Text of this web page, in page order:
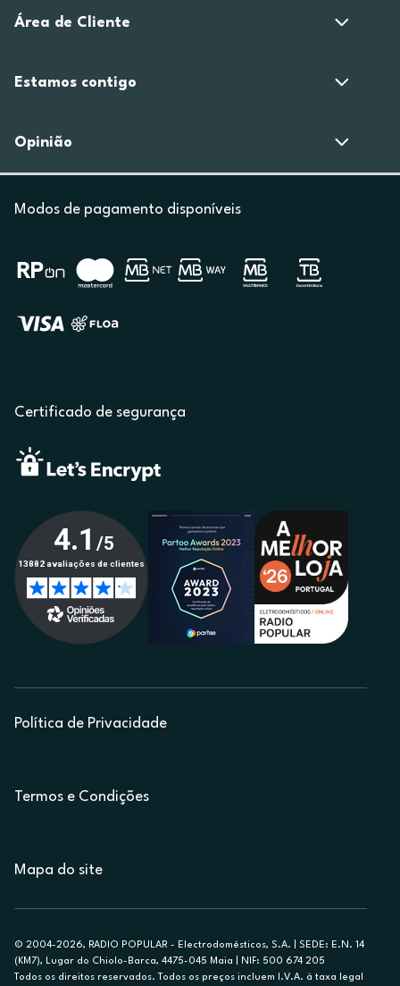
Área de Cliente
Estamos contigo
Opinião
Modos de pagamento disponíveis
Certificado de segurança
Política de Privacidade
Termos e Condições
Mapa do site
© 2004-2026, RADIO POPULAR - Electrodomésticos, S.A. | SEDE: E.N. 14
(KM7), Lugar do Chiolo-Barca, 4475-045 Maia | NIF: 500 674 205
Todos os direitos reservados. Todos os preços incluem I.V.A. à taxa legal